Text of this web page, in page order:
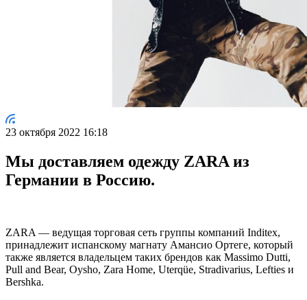
23 октября 2022 16:18
Мы доставляем одежду ZARA из
Германии в Россию.
ZARA — ведущая торговая сеть группы компаний Inditex,
принадлежит испанскому магнату Амансио Ортеге, который
также является владельцем таких брендов как Massimo Dutti,
Pull and Bear, Oysho, Zara Home, Uterqüe, Stradivarius, Lefties и
Bershka.